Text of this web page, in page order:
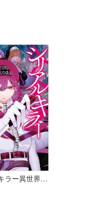
異世界に降り立つ